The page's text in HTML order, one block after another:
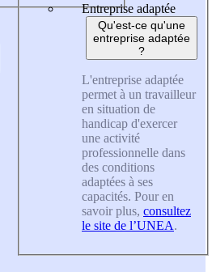
Entreprise adaptée
Qu'est-ce qu'une
entreprise adaptée
?
L'entreprise adaptée
permet à un travailleur
en situation de
handicap d'exercer
une activité
professionnelle dans
des conditions
adaptées à ses
capacités. Pour en
savoir plus, consultez
le site de l’UNEA.